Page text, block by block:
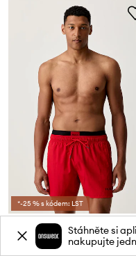
*-25 % s kódem: LST
2099 Kč
Stáhněte si
nakupujte